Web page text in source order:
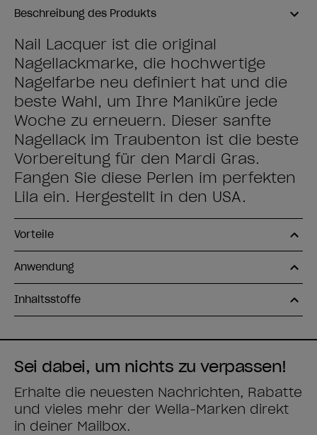
Beschreibung des Produkts
Nail Lacquer ist die original
Nagellackmarke, die hochwertige
Nagelfarbe neu definiert hat und die
beste Wahl, um Ihre Maniküre jede
Woche zu erneuern. Dieser sanfte
Nagellack im Traubenton ist die beste
Vorbereitung für den Mardi Gras.
Fangen Sie diese Perlen im perfekten
Lila ein. Hergestellt in den USA.
Vorteile
Anwendung
Inhaltsstoffe
Sei dabei, um nichts zu verpassen!
Erhalte die neuesten Nachrichten, Rabatte
und vieles mehr der Wella-Marken direkt
in deiner Mailbox.